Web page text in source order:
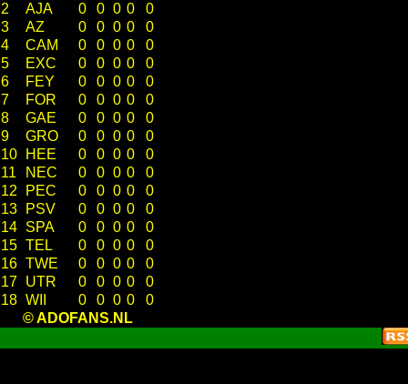
2
AJA 0 0 0 0
0
3
AZ 0 0 0 0
0
4
CAM 0 0 0 0
0
5
EXC 0 0 0 0
0
6
FEY 0 0 0 0
0
7
FOR 0 0 0 0
0
8
GAE 0 0 0 0
0
9
GRO 0 0 0 0
0
10
HEE 0 0 0 0
0
11
NEC 0 0 0 0
0
12
PEC 0 0 0 0
0
13
PSV 0 0 0 0
0
14 SPA 0 0 0 0
0
15 TEL 0 0 0 0
0
16 TWE 0 0 0 0
0
17 UTR 0 0 0 0
0
18 WII 0 0 0 0
0
© ADOFANS.NL